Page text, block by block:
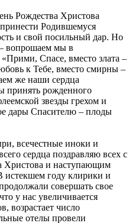
Рождества Христова
Родившемуся
и свой посильный дар. Но
вопрошаем мы в
Спасе, вместо злата –
к Тебе, вместо смирны –
же наши сердца
принять рожденного
звезды грехом и
дары Спасителю – плоды
всечестные иноки и
сердца поздравляю всех с
Христова и наступающим
истекшем году клирики и
совершать свое
у нас увеличивается
возрастает число
отелы провели